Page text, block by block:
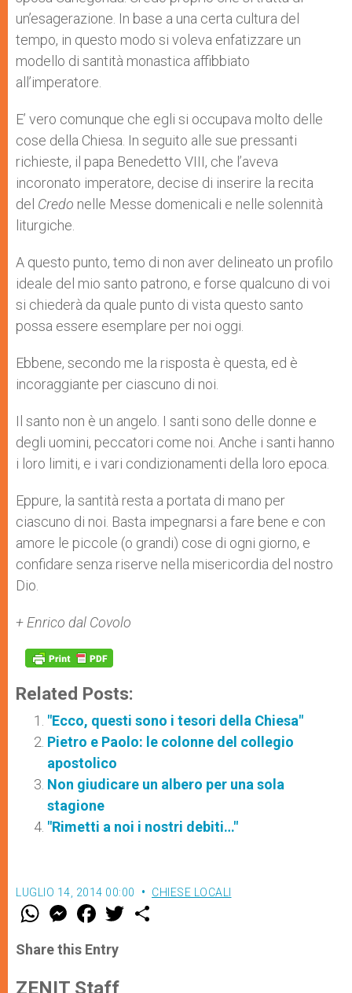
un’esagerazione. In base a una certa cultura del
tempo, in questo modo si voleva enfatizzare un
modello di santità monastica affibbiato
all’imperatore.
E’ vero comunque che egli si occupava molto delle
cose della Chiesa. In seguito alle sue pressanti
richieste, il papa Benedetto VIII, che l’aveva
incoronato imperatore, decise di inserire la recita
del Credo nelle Messe domenicali e nelle solennità
liturgiche.
A questo punto, temo di non aver delineato un profilo
ideale del mio santo patrono, e forse qualcuno di voi
si chiederà da quale punto di vista questo santo
possa essere esemplare per noi oggi.
Ebbene, secondo me la risposta è questa, ed è
incoraggiante per ciascuno di noi.
Il santo non è un angelo. I santi sono delle donne e
degli uomini, peccatori come noi. Anche i santi hanno
i loro limiti, e i vari condizionamenti della loro epoca.
Eppure, la santità resta a portata di mano per
ciascuno di noi. Basta impegnarsi a fare bene e con
amore le piccole (o grandi) cose di ogni giorno, e
confidare senza riserve nella misericordia del nostro
Dio.
+ Enrico dal Covolo
Related Posts:
"Ecco, questi sono i tesori della Chiesa"
Pietro e Paolo: le colonne del collegio
apostolico
Non giudicare un albero per una sola
stagione
"Rimetti a noi i nostri debiti…"
LUGLIO 14, 2014 00:00 CHIESE LOCALI
W
t
s
p
M
e
s
e
g
F
a
e
b
o
w
Share this Entry
ZENIT Staff